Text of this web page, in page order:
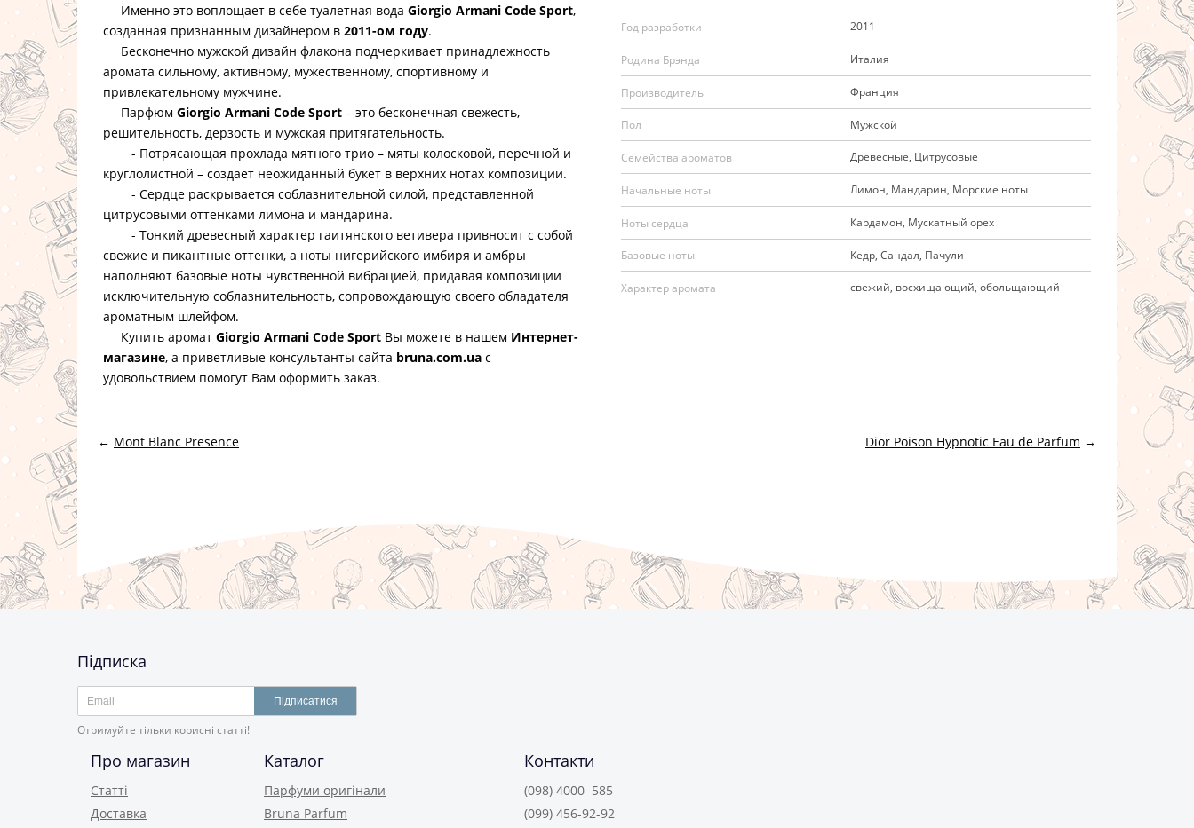
Именно это воплощает в себе туалетная вода Giorgio Armani Code Sport,
созданная признанным дизайнером в 2011-ом году.
Бесконечно мужской дизайн флакона подчеркивает принадлежность
аромата сильному, активному, мужественному, спортивному и
привлекательному мужчине.
Парфюм Giorgio Armani Code Sport – это бесконечная свежесть,
решительность, дерзость и мужская притягательность.
- Потрясающая прохлада мятного трио – мяты колосковой, перечной и
круглолистной – создает неожиданный букет в верхних нотах композиции.
- Сердце раскрывается соблазнительной силой, представленной
цитрусовыми оттенками лимона и мандарина.
- Тонкий древесный характер гаитянского ветивера привносит с собой
свежие и пикантные оттенки, а ноты нигерийского имбиря и амбры
наполняют базовые ноты чувственной вибрацией, придавая композиции
исключительную соблазнительность, сопровождающую своего обладателя
ароматным шлейфом.
Купить аромат Giorgio Armani Code Sport Вы можете в нашем Интернет-
магазине, а приветливые консультанты сайта bruna.com.ua с
удовольствием помогут Вам оформить заказ.
Год разработки 2011
Родина Брэнда Италия
Производитель Франция
Пол Мужской
Семейства ароматов Древесные, Цитрусовые
Начальные ноты Лимон, Мандарин, Морские ноты
Ноты сердца Кардамон, Мускатный орех
Базовые ноты Кедр, Сандал, Пачули
Характер аромата свежий, восхищающий, обольщающий
← Mont Blanc Presence Dior Poison Hypnotic Eau de Parfum →
Підписка
Підписатися
Отримуйте тільки корисні статті!
Про магазин
Статті
Доставка
Каталог
Парфуми оригінали
Bruna Parfum
Контакти
(098) 4000 585
(099) 456-92-92